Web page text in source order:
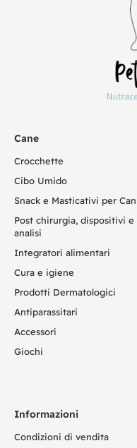
Cane
Crocchette
Cibo Umido
Snack e Masticativi per
Post chirurgia, dispositivi e
analisi
Integratori alimentari
Cura e igiene
Prodotti Dermatologici
Antiparassitari
Accessori
Giochi
Informazioni
Condizioni di vendita